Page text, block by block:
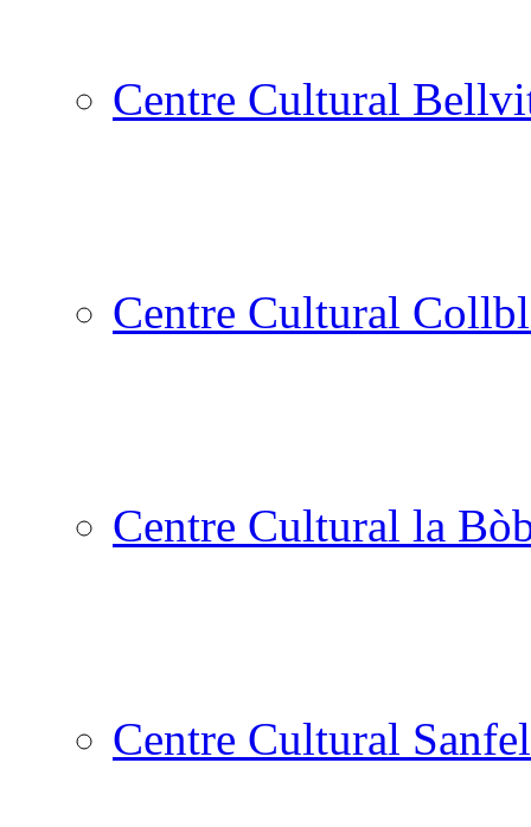
Centre Cultural
Centre Cultural
Centre Cultural la
Centre Cultural